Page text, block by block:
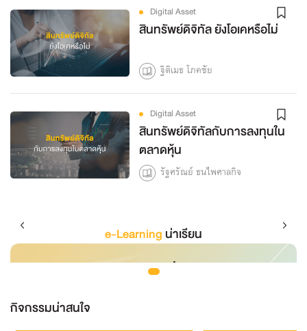
Digital Asset
สินทรัพย์ดิจิทัล ยังโอเคหรือไม่
ฐิติเมธ โภคชัย
Digital Asset
สินทรัพย์ดิจิทัลกับการลงทุนใน
ตลาดหุ้น
รัฐศรัณย์ ธนไพศาลกิจ
e-Learning น่าเรียน
กิจกรรมน่าสนใจ